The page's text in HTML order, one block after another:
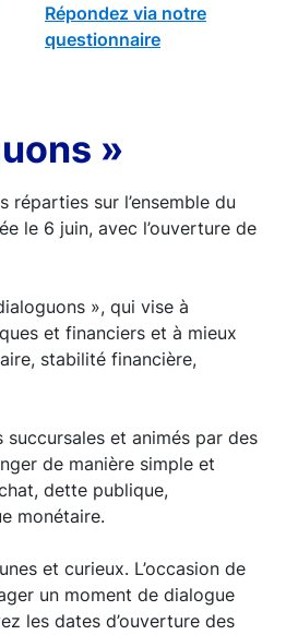
Répondez via notre
questionnaire
»
réparties sur l’ensemble du
le 6 juin, avec l’ouverture de
», qui vise à
et financiers et à mieux
stabilité financière,
et animés par des
de manière simple et
dette publique,
monétaire.
et curieux. L’occasion de
un moment de dialogue
les dates d’ouverture des